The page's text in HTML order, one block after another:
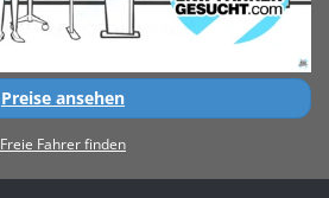
Preise ansehen
Freie Fahrer finden